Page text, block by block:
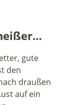
gute
den
draußen
auf ein